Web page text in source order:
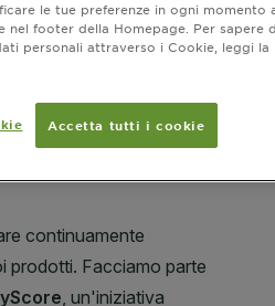
le tue preferenze in ogni momento
nel footer della Homepage. Per sapere
personali attraverso i Cookie, leggi la
Accetta tutti i cookie